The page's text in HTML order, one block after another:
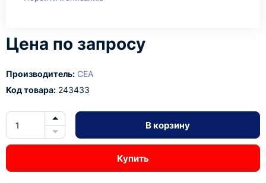
Цена по запросу
Производитель: CEA
Код товара: 243433
В корзину
Купить